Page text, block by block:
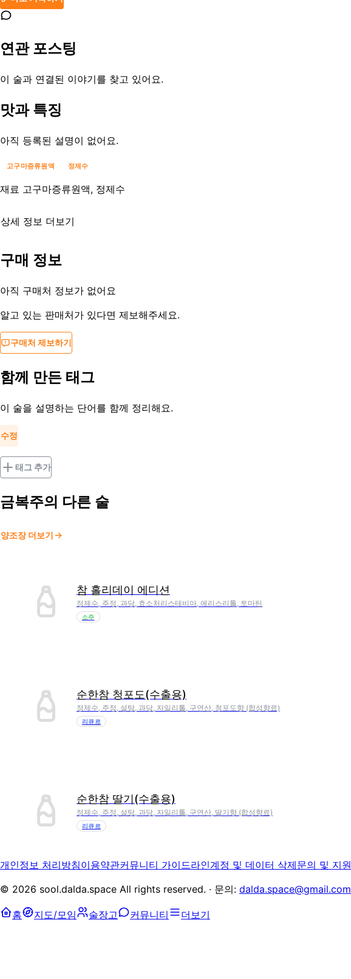
연관 포스팅
이 술과 연결된 이야기를 찾고 있어요.
맛과 특징
아직 등록된 설명이 없어요.
고구마증류원액 정제수
재료 고구마증류원액, 정제수
상세 정보 더보기
등록일
구매 정보
아직 구매처 정보가 없어요
알고 있는 판매처가 있다면 제보해주세요.
구매처 제보하기
함께 만든 태그
이 술을 설명하는 단어를 함께 정리해요.
수정
태그 추가
금복주의 다른 술
양조장 더보기
참 홀리데이 에디션
정제수, 주정, 과당, 효소처리스테비아, 에리스리톨, 토마틴
소주
순한참 청포도(수출용)
정제수, 주정, 설탕, 과당, 자일리톨, 구연산, 청포도향 (합성향료)
리큐르
순한참 딸기(수출용)
정제수, 주정, 설탕, 과당, 자일리톨, 구연산, 딸기향 (합성향료)
리큐르
개인정보 처리방침이용약관커뮤니티 가이드라인계정 및 데이터 삭제문의 및 지원
© 2026 sool.dalda.space All rights reserved. · 문의: dalda.space@gmail.com
홈 지도/모임 술장고 커뮤니티 더보기